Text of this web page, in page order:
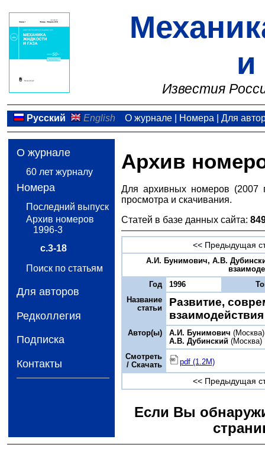
и
Известия
Русский English О журнале| Номера Для
О журнале
60 лет журналу
Номера
Последний выпуск
Архив номеров
1996-3
с.3-18
Поиск по статьям
Для авторов
Редколлегия
Подписка
Контакты
Архив
Для архивных номеров (2007
просмотра и скачивания.
Статей в базе данных сайта:
<< Предыдущая
А.И. Бунимович, А.В.
Год
1996
Название
статьи
Развитие,
Автор(ы) А.И. Бунимович (Москва)
А.В. Дубинский (Москва)
Смотреть
/ Скачать
pdf (1.2M)
<< Предыдущая
Если Вы